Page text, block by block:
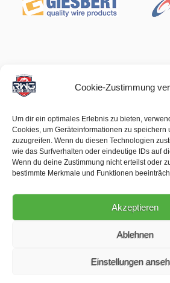
Cookie-Zustimmung
Um dir ein optimales Erlebnis zu bieten,
Cookies, um Geräteinformationen zu speichern
zuzugreifen. Wenn du diesen Technologien
wie das Surfverhalten oder eindeutige IDs auf
Wenn du deine Zustimmung nicht erteilst oder
bestimmte Merkmale und Funktionen
Akzeptieren
Ablehnen
Einstellungen